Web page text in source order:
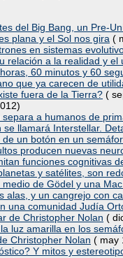
del Big Bang, un Pre-
plana y el Sol nos gira (
en sistemas
relación a la realidad y el
60 minutos y 60
que ya carecen de
fuera de la Tierra? (
a humanos de
llamará Interstellar.
un botón en un
producen nuevas
funciones cognitivas
y satélites, son
de Gödel y una
alas, y un cangrejo con
una comunidad Judía
de Christopher Nolan (
luz amarilla en los
Christopher Nolan ( may
Y mitos y